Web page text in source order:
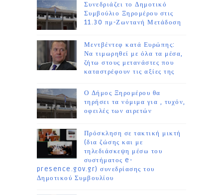
Συνεδριάζει το Δημοτικό
Συμβούλιο Ξηρομέρου στις
11.30 πμ-Ζωντανή Μετάδοση
Μεντβέντεφ κατά Ευρώπης:
Να τιμωρηθεί με όλα τα μέσα,
ζήτω στους μετανάστες που
καταστρέφουν τις αξίες της
Ο Δήμος Ξηρομέρου θα
τηρήσει τα νόμιμα για , τυχόν,
οφειλές των αιρετών
Πρόσκληση σε τακτική μικτή
(δια ζώσης και με
τηλεδιάσκεψη μέσω του
συστήματος e-
presence.gov.gr) συνεδρίασης του
Δημοτικού Συμβουλίου